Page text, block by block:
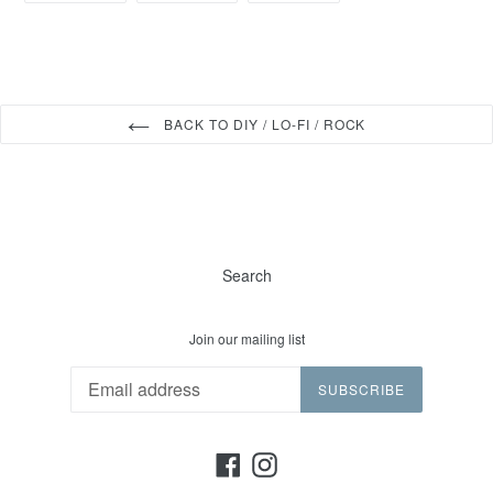
BACK TO DIY / LO-FI / ROCK
Search
Join our mailing list
SUBSCRIBE
FacebookInstagram